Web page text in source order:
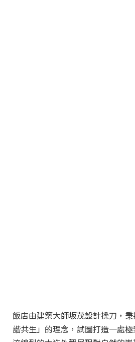
飯店由建築大師坂茂設計操刀，
諧共生」的理念，試圖打造一處